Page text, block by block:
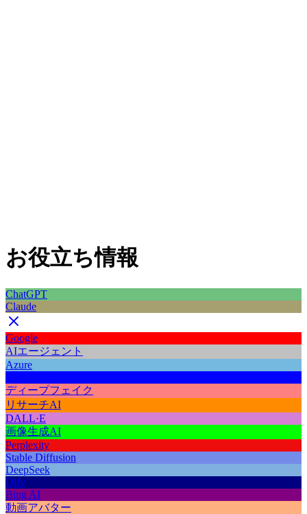
お役立ち情報
ChatGPT
Claude
Google
AIエージェント
Azure
ディープフェイク
リサーチAI
DALL·E
画像生成AI
Perplexity
Stable Diffusion
DeepSeek
Dify
Bing AI
動画アバター